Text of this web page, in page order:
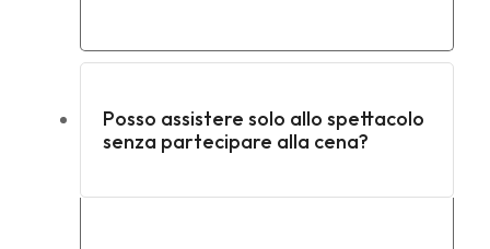
Posso assistere solo allo spettacolo
senza partecipare alla cena?